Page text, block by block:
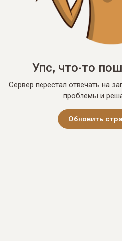
Упс, что-то
Сервер перестал отвечать на
проблемы и
Обновить